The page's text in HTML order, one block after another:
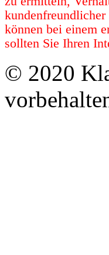
können bei einem
sollten Sie Ihren
© 2020